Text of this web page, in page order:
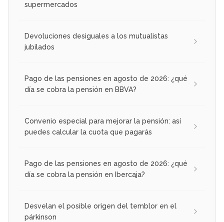
supermercados
Devoluciones desiguales a los mutualistas
jubilados
Pago de las pensiones en agosto de 2026: ¿qué
día se cobra la pensión en BBVA?
Convenio especial para mejorar la pensión: así
puedes calcular la cuota que pagarás
Pago de las pensiones en agosto de 2026: ¿qué
día se cobra la pensión en Ibercaja?
Desvelan el posible origen del temblor en el
párkinson